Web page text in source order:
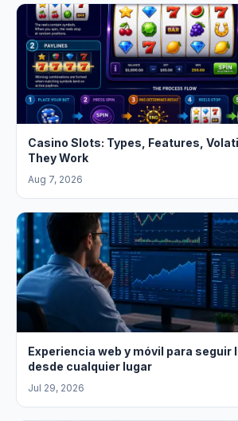
Casino Slots: Types, Features,
They Work
Aug 7, 2026
Experiencia web y móvil para seguir
desde cualquier lugar
Jul 29, 2026